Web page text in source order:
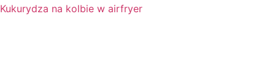
Kukurydza na kolbie w airfryer